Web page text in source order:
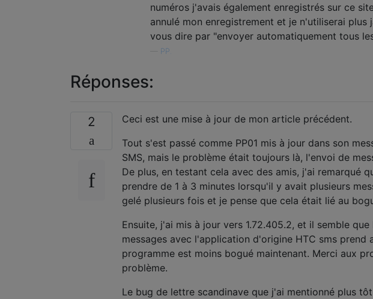
numéros j'avais également enregistrés sur ce
annulé mon enregistrement et je n'utiliserai plus
vous dire par "envoyer automatiquement tous
PP.
Réponses:
2
Ceci est une mise à jour de mon article précédent.
Tout s'est passé comme PP01 mis à jour dans son
SMS, mais le problème était toujours là, l'envoi de
De plus, en testant cela avec des amis, j'ai remarqué
prendre de 1 à 3 minutes lorsqu'il y avait plusieurs
gelé plusieurs fois et je pense que cela était lié au
Ensuite, j'ai mis à jour vers 1.72.405.2, et il semble
messages avec l'application d'origine HTC sms prend
programme est moins bogué maintenant. Merci aux
problème.
Le bug de lettre scandinave que j'ai mentionné plus